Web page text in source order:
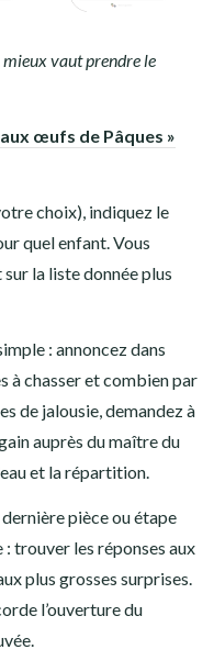
mieux vaut prendre le
œufs de Pâques »
choix), indiquez le
quel enfant. Vous
la liste donnée plus
: annoncez dans
à chasser et combien par
de jalousie, demandez à
auprès du maître du
et la répartition.
pièce ou étape
trouver les réponses aux
plus grosses surprises.
l’ouverture du